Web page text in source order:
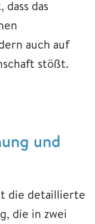
das
auch auf
stößt.
und
die detaillierte
die in zwei